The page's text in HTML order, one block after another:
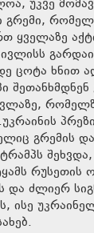
უკვე
ყველაზე
ცოტა ხნით
შეთანხმდნენ
გრემის
რუსეთის
და ძლიერ
ისე